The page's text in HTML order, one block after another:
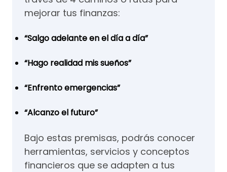
mejorar tus finanzas:
“Salgo adelante en el día a día”
“Hago realidad mis sueños”
“Enfrento emergencias”
“Alcanzo el futuro”
Bajo estas premisas, podrás conocer
herramientas, servicios y conceptos
financieros que se adapten a tus